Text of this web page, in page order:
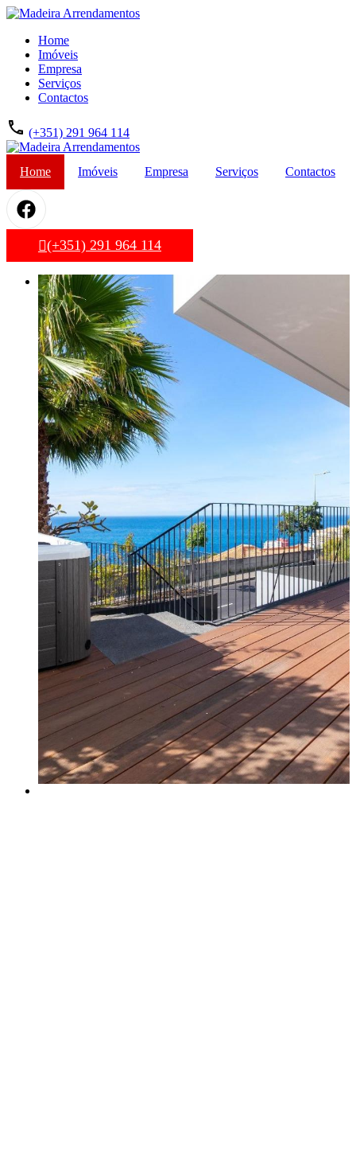
Home
Imóveis
Empresa
Serviços
Contactos
(+351) 291 964 114
Home Imóveis Empresa Serviços Contactos
(+351) 291 964 114